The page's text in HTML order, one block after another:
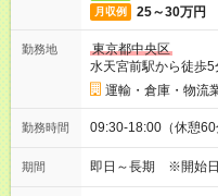
月収例 25～30万円
勤務地
東京都中央区
水天宮前駅から徒歩5
運輸・倉庫・物流
勤務時間 09:30-18:00（休憩
期間 即日～長期 ※開始日